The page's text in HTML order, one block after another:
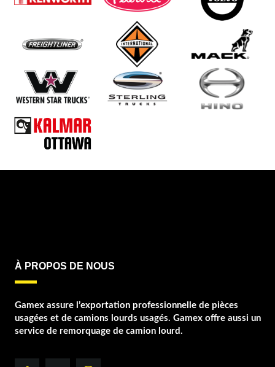
À PROPOS DE NOUS
Gamex assure l’exportation professionnelle de pièces
usagées et de camions lourds usagés. Gamex offre aussi un
service de remorquage de camion lourd.